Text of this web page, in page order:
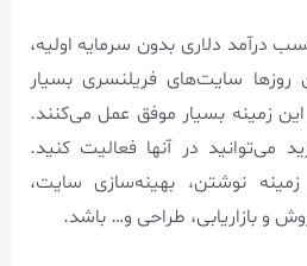
درآمد دلاری بدون سرمایه اولیه،
سایت‌های فریلنسری بسیار
زمینه بسیار موفق عمل می‌کنند.
می‌توانید در آنها فعالیت کنید.
نوشتن، بهینه‌سازی سایت،
و بازاریابی، طراحی و… باشد.